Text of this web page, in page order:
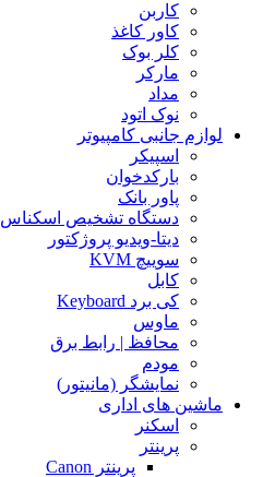
کاربن
کاور کاغذ
کلر بوک
مارکر
مداد
نوک اتود
لوازم جانبی کامپیوتر
اسپیکر
بارکدخوان
پاور بانک
دستگاه تشخیص اسکناس
دیتا-ویدیو پروژکتور
سوییچ KVM
کابل
کی برد Keyboard
ماوس
محافظ | رابط برق
مودم
نمایشگر (مانیتور)
ماشین های اداری
اسکنر
پرینتر
پرینتر Canon